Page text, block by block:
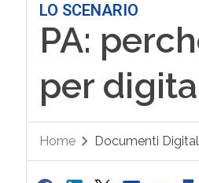
LO SCENARIO
PA:
per
Home Documenti